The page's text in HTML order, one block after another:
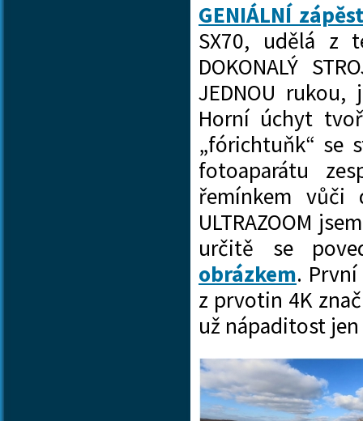
GENIÁLNÍ
SX70, udělá z
DOKONALÝ
JEDNOU
Horní úchyt
„fórichtuňk“ se
fotoaparátu
řemínkem
ULTRAZOOM
určitě se
obrázkem.
z prvotin 4K
už nápaditost